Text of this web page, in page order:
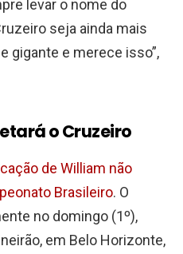
levar o nome do
seja ainda mais
gigante e merece isso”,
o Cruzeiro
de William não
Brasileiro. O
no domingo (1º),
em Belo Horizonte,